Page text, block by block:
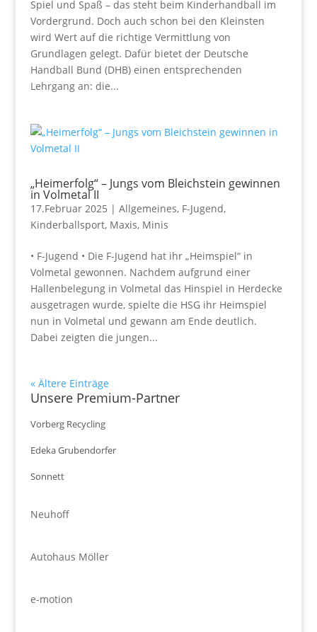
Spiel und Spaß – das steht beim Kinderhandball im
Vordergrund. Doch auch schon bei den Kleinsten
wird Wert auf die richtige Vermittlung von
Grundlagen gelegt. Dafür bietet der Deutsche
Handball Bund (DHB) einen entsprechenden
Lehrgang an: die...
„Heimerfolg“ – Jungs vom Bleichstein gewinnen
in Volmetal II
17.Februar 2025 | Allgemeines, F-Jugend,
Kinderballsport, Maxis, Minis
• F-Jugend • Die F-Jugend hat ihr „Heimspiel“ in
Volmetal gewonnen. Nachdem aufgrund einer
Hallenbelegung in Volmetal das Hinspiel in Herdecke
ausgetragen wurde, spielte die HSG ihr Heimspiel
nun in Volmetal und gewann am Ende deutlich.
Dabei zeigten die jungen...
« Ältere Einträge
Unsere Premium-Partner
Vorberg Recycling
Edeka Grubendorfer
Sonnett
Neuhoff
Autohaus Möller
e-motion